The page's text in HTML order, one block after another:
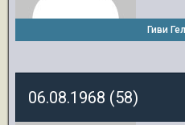
Гиви
06.08.1968 (58)